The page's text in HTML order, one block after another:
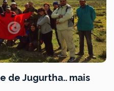
de Jugurtha.. mais